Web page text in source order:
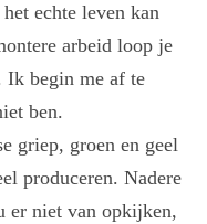
echte leven kan
arbeid loop je
Ik begin me af te
ben.
griep, groen en geel
produceren. Nadere
er niet van opkijken,